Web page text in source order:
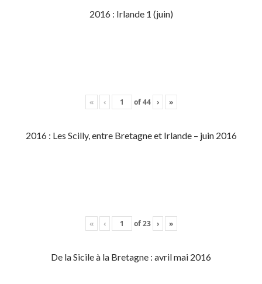
2016 : Irlande 1 (juin)
« ‹ of44 › »
2016 : Les Scilly, entre Bretagne et Irlande – juin 2016
« ‹ of23 › »
De la Sicile à la Bretagne : avril mai 2016